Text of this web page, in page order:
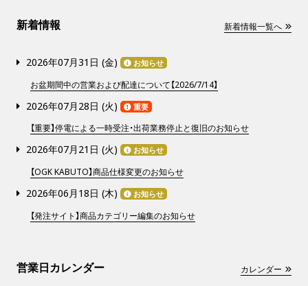
新着情報 新着情報一覧へ
2026年07月31日 (金) お知らせ
お盆期間中の営業および配達について【2026/7/14】
2026年07月28日 (火) 重要
【重要】停電による一時受注・出荷業務停止と復旧のお知らせ
2026年07月21日 (火) お知らせ
【OGK KABUTO】商品仕様変更のお知らせ
2026年06月18日 (木) お知らせ
【発注サイト】商品カテゴリー編集のお知らせ
営業日カレンダー カレンダー